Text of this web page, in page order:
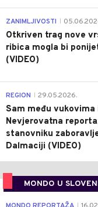
ZANIMLJIVOSTI
Otkriven trag nove
ribica mogla bi
(VIDEO)
REGION 29.05.2026.
Sam među vukovima
Nevjerovatna
stanovniku
Dalmaciji (VIDEO)
MONDO U